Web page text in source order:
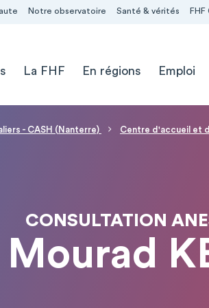
Notre observatoire Santé & vérités FHF
La FHF En régions Emploi
- CASH (Nanterre) Centre d'accueil et
CONSULTATION
Mourad